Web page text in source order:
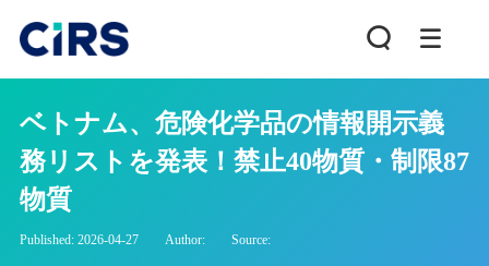
ベトナム、危険化学品の情報開示義
務リストを発表！禁止40物質・制限87
物質
Published: 2026-04-27 Author: Source: